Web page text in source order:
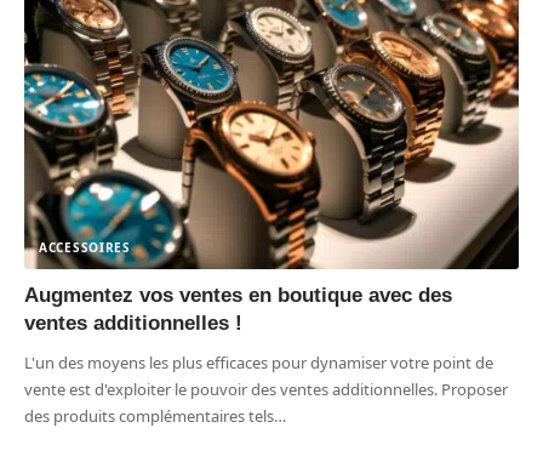
ACCESSOIRES
Augmentez vos ventes en boutique avec des
ventes additionnelles !
L'un des moyens les plus efficaces pour dynamiser votre point de
vente est d'exploiter le pouvoir des ventes additionnelles. Proposer
des produits complémentaires tels…